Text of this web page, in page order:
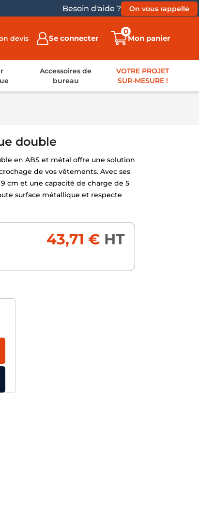
Besoin d'aide ? On vous rappelle
devis Se connecter Mon panier
0
Accessoires de
bureau
VOTRE PROJET
SUR-MESURE !
double
en ABS et métal offre une solution
de vos vêtements. Avec ses
cm et une capacité de charge de 5
surface métallique et respecte
43,71 € HT